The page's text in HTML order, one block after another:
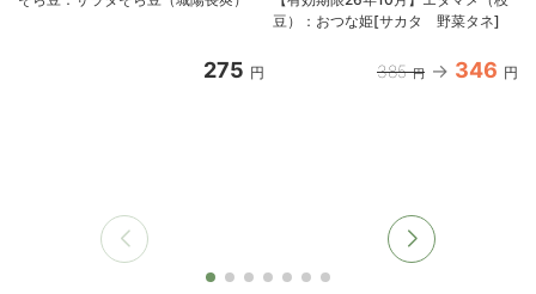
275 円
豆）：おつな姫[サカタ 野菜タネ]
385 円 346 円